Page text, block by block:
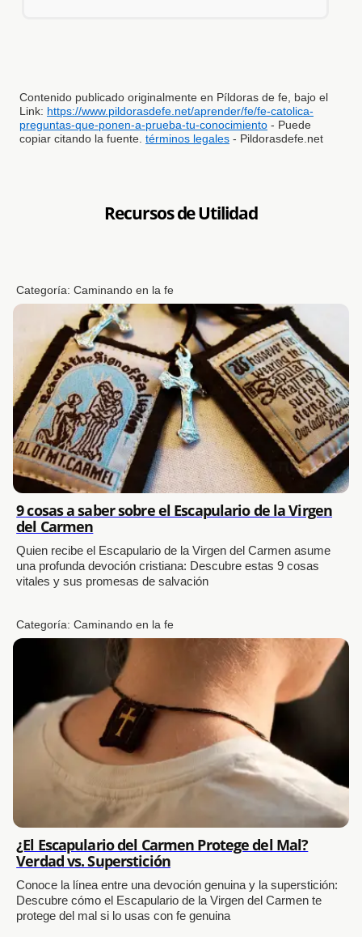
Contenido publicado originalmente en Píldoras de fe, bajo el
Link: https://www.pildorasdefe.net/aprender/fe/fe-catolica-
preguntas-que-ponen-a-prueba-tu-conocimiento - Puede
copiar citando la fuente. términos legales - Pildorasdefe.net
Recursos de Utilidad
Categoría:Caminando en la fe
9 cosas a saber sobre el Escapulario de la Virgen
del Carmen
Quien recibe el Escapulario de la Virgen del Carmen asume
una profunda devoción cristiana: Descubre estas 9 cosas
vitales y sus promesas de salvación
Categoría:Caminando en la fe
¿El Escapulario del Carmen Protege del Mal?
Verdad vs. Superstición
Conoce la línea entre una devoción genuina y la superstición:
Descubre cómo el Escapulario de la Virgen del Carmen te
protege del mal si lo usas con fe genuina